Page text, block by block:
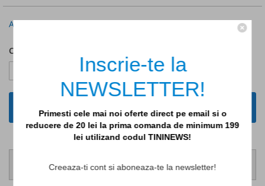
Inscrie-te la
NEWSLETTER!
Primesti cele mai noi oferte direct pe email si o
reducere de 20 lei la prima comanda de minimum 199
lei utilizand codul TININEWS!
Creeaza-ti cont si aboneaza-te la newsletter!
Anunta-ma cand scade pretul
Cantitate
ADAUGA IN COS
expediate in aceeasi zi lucratoare!